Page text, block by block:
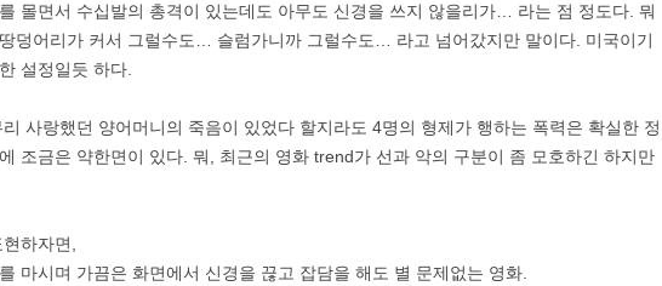
몰면서 수십발의 총격이 있는데도 아무도 신경을 쓰지 않을리가… 라는 점 정도다. 뭐
덩어리가 커서 그럴수도… 슬럼가니까 그럴수도… 라고 넘어갔지만 말이다. 미국이기
설정일듯 하다.
리 사랑했던 양어머니의 죽음이 있었다 할지라도 4명의 형제가 행하는 폭력은 확실한 정
조금은 약한면이 있다. 뭐, 최근의 영화 trend가 선과 악의 구분이 좀 모호하긴 하지만
하자면,
마시며 가끔은 화면에서 신경을 끊고 잡담을 해도 별 문제없는 영화.